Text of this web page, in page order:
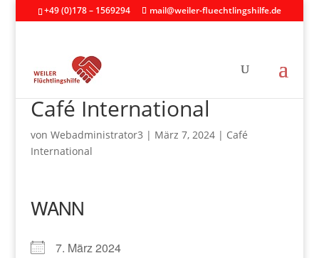
+49 (0)178 – 1569294 mail@weiler-fluechtlingshilfe.de
Café International
von Webadministrator3 | März 7, 2024| Café
International
WANN
7. März 2024